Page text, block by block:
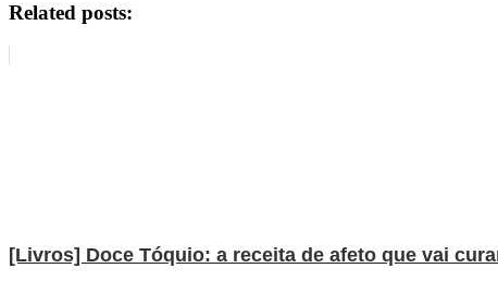
Related posts:
[Livros] Doce Tóquio: a receita de afeto que vai